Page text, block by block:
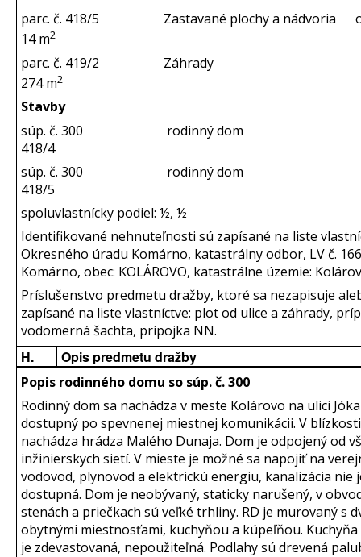
parc. č. 418/5 Zastavané plochy a nádvoria o
14 m2
parc. č. 419/2 Záhrady o
274 m2
Stavby
súp. č. 300 rodinný dom na
418/4
súp. č. 300 rodinný dom na
418/5
spoluvlastnícky podiel: ½, ½
Identifikované nehnuteľnosti sú zapísané na liste
Okresného úradu Komárno, katastrálny odbor, LV č.
Komárno, obec: KOLÁROVO, katastrálne územie:
Príslušenstvo predmetu dražby, ktoré sa nezapisuje
zapísané na liste vlastníctve: plot od ulice a záhrady,
vodomerná šachta, prípojka NN.
H. Opis predmetu dražby
Popis rodinného domu so súp. č. 300
Rodinný dom sa nachádza v meste Kolárovo na ulici
dostupný po spevnenej miestnej komunikácii. V
nachádza hrádza Malého Dunaja. Dom je odpojený od
inžinierskych sietí. V mieste je možné sa napojiť na
vodovod, plynovod a elektrickú energiu, kanalizácia nie
dostupná. Dom je neobývaný, staticky narušený, v
stenách a priečkach sú veľké trhliny. RD je murovaný s
obytnými miestnosťami, kuchyňou a kúpeľňou.
je zdevastovaná, nepoužiteľná. Podlahy sú drevená